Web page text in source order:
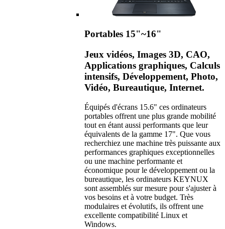
Portables 15"~16"
Jeux vidéos, Images 3D, CAO,
Applications graphiques, Calculs
intensifs, Développement, Photo,
Vidéo, Bureautique, Internet.
Équipés d'écrans 15.6" ces ordinateurs
portables offrent une plus grande mobilité
tout en étant aussi performants que leur
équivalents de la gamme 17". Que vous
recherchiez une machine très puissante aux
performances graphiques exceptionnelles
ou une machine performante et
économique pour le développement ou la
bureautique, les ordinateurs KEYNUX
sont assemblés sur mesure pour s'ajuster à
vos besoins et à votre budget. Très
modulaires et évolutifs, ils offrent une
excellente compatibilité Linux et
Windows.